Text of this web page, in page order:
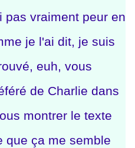
pas vraiment peur en
je l'ai dit, je suis
euh, vous
de Charlie dans
montrer le texte
que ça me semble